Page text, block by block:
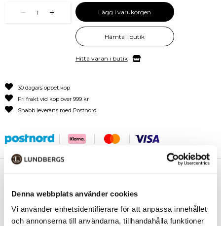
Denna webbplats använder cookies
Vi använder enhetsidentifierare för att anpassa innehållet
och annonserna till användarna, tillhandahålla funktioner
1 Lägg i varukorgen
Hämta i butik
Hitta varan i butik
30 dagars öppet köp
Fri frakt vid köp över 999 kr
Snabb leverans med Postnord
PRODUKTINFORMATION
Rymlig unisex weekend bag från Lycke Oslo. Materialet är
skinnimitation och har en behaglig, lätt vaxad yta med tydlig två-
tonseffekt, vilket ger liv till produkten. Huvudfacket har rejäl,